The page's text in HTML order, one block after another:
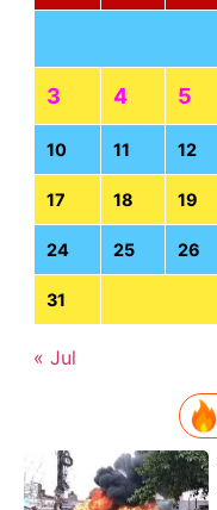
3 4 5
10 11 12
17 18 19
24 25 26
31
« Jul